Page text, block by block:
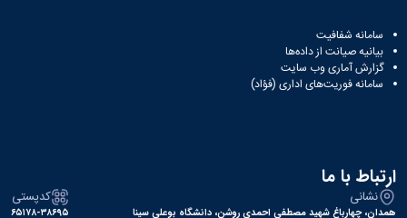
سامانه شفافیت
بیانیه صیانت از داده‌ها
گزارش آماری وب‌ سایت
سامانه فوریت‌های اداری (فؤاد)
ارتباط با ما
نشانی
همدان، چهارباغ شهید مصطفی احمدی روشن، دانشگاه بوعلی سینا
کدپستی
۶۵۱۷۸-۳۸۶۹۵